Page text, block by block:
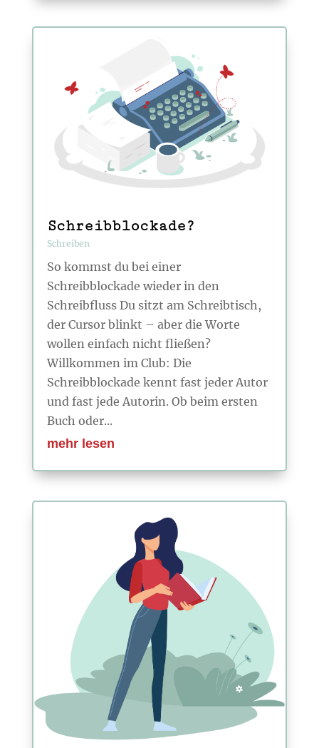
Schreibblockade?
Schreiben
So kommst du bei einer
Schreibblockade wieder in den
Schreibfluss Du sitzt am Schreibtisch,
der Cursor blinkt – aber die Worte
wollen einfach nicht fließen?
Willkommen im Club: Die
Schreibblockade kennt fast jeder Autor
und fast jede Autorin. Ob beim ersten
Buch oder...
mehr lesen